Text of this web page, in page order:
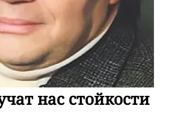
нас стойкости